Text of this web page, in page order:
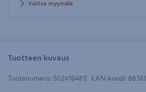
Valitse myymälä
Tuotteen kuvaus
Tuotenumero: 502416481 EAN-koodi: